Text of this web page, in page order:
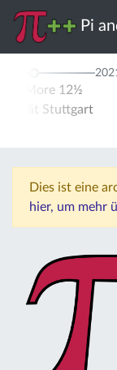
Pi
More 12½
Stuttgart
Dies ist eine
hier, um mehr